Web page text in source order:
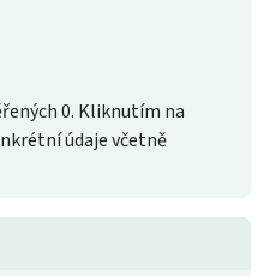
0. Kliknutím na
údaje včetně